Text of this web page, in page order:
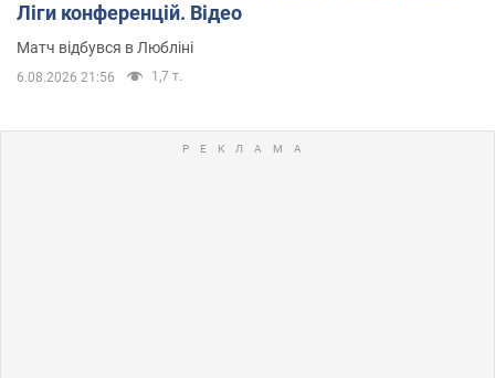
Ліги конференцій. Відео
Матч відбувся в Любліні
6.08.2026 21:56 1,7 т.